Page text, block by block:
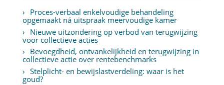
Proces-verbaal enkelvoudige behandeling
opgemaakt ná uitspraak meervoudige kamer
Nieuwe uitzondering op verbod van terugwijzing
voor collectieve acties
Bevoegdheid, ontvankelijkheid en terugwijzing in
collectieve actie over rentebenchmarks
Stelplicht- en bewijslastverdeling: waar is het
goud?